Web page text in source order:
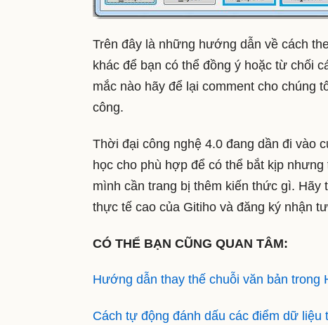
Trên đây là những hướng dẫn về cách
khác để bạn có thể đồng ý hoặc từ chối
mắc nào hãy để lại comment cho chúng
công.
Thời đại công nghệ 4.0 đang dần đi vào
học cho phù hợp để có thể bắt kịp
mình cần trang bị thêm kiến thức gì. Hãy
thực tế cao của Gitiho và đăng ký nhận
CÓ THỂ BẠN CŨNG QUAN TÂM:
Hướng dẫn thay thế chuỗi văn bản trong
Cách tự động đánh dấu các điểm dữ liệu